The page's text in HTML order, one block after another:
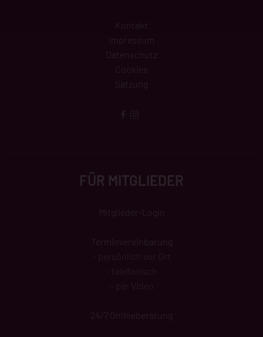
Kontakt
Impressum
Datenschutz
Cookies
Satzung
FÜR MITGLIEDER
Mitglieder-Login
Terminvereinbarung
– per Video
24/7 Onlineberatung